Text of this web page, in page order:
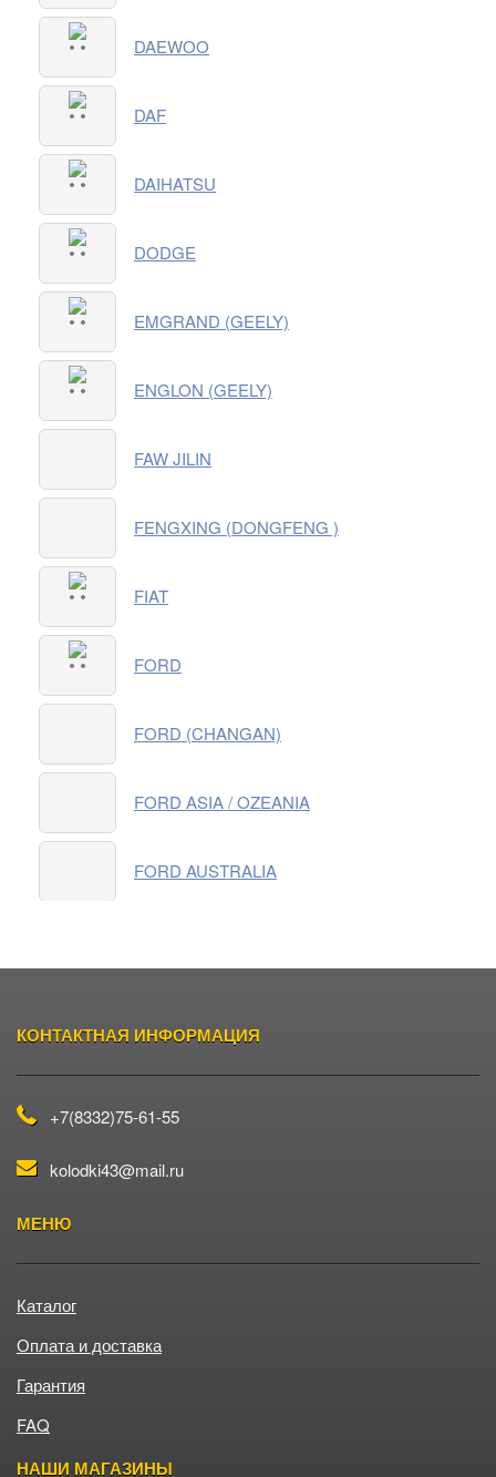
DAEWOO
DAF
DAIHATSU
DODGE
EMGRAND (GEELY)
ENGLON (GEELY)
FAW JILIN
FENGXING (DONGFENG )
FIAT
FORD
FORD (CHANGAN)
FORD ASIA / OZEANIA
FORD AUSTRALIA
GLEAGLE (GEELY)
HONDA (DONGFENG)
КОНТАКТНАЯ ИНФОРМАЦИЯ
+7(8332)75-61-55
kolodki43@mail.ru
МЕНЮ
Каталог
Оплата и доставка
Гарантия
FAQ
НАШИ МАГАЗИНЫ